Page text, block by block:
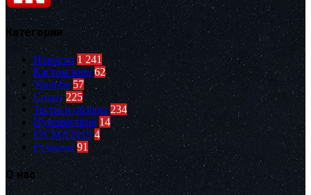
Категории
Новости 1 241
Кастом зона 62
Youtube 57
Спорт 225
Тесты и обзоры 234
Путешествия 14
EICMA2019 4
Рубрики 91
О нас